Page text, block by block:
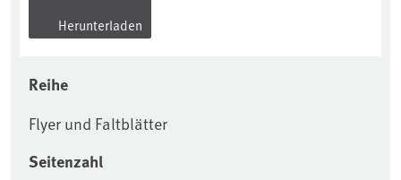
Herunterladen
Reihe
Flyer und Faltblätter
Seitenzahl